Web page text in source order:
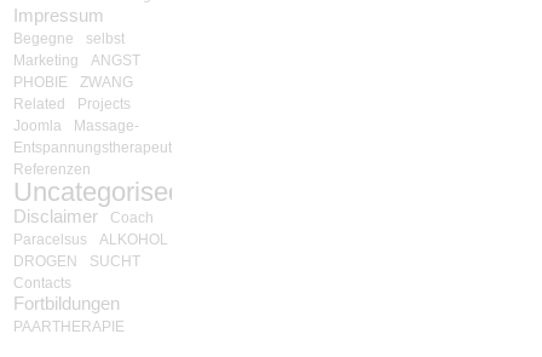
Impressum
Begegne
selbst
Marketing
ANGST
PHOBIE
ZWANG
Related
Projects
Joomla
Massage-
Entspannungstherapeut
Referenzen
Uncategorised
Disclaimer
Coach
Paracelsus
ALKOHOL
DROGEN
SUCHT
Contacts
Fortbildungen
PAARTHERAPIE